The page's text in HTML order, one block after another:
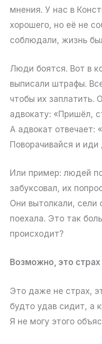
мнения. У нас в
хорошего, но её не
соблюдали, жизнь
Люди боятся. Вот в
выписали штрафы.
чтобы их заплатить.
адвокату: «Пришёл,
А адвокат отвечает:
Поворачивайся и
Или пример: людей
забуксовал, их
Они вытолкали, сели
поехала. Это так
происходит?
Возможно, это
Это даже не страх,
будто удав сидит, а
Я не могу этого